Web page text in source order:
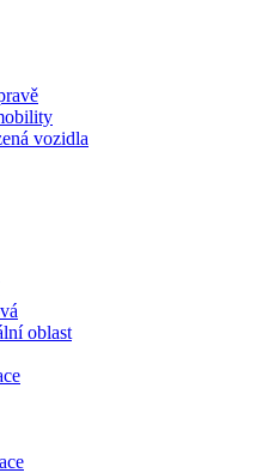
vozidla
oblast